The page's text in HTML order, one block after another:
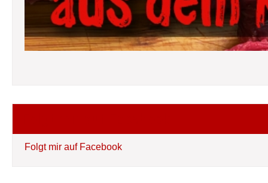
Folgt mir auf Facebook